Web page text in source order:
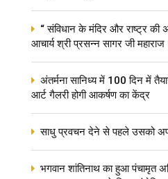
“ संविधान के मंदिर और राष्ट्र की
आचार्य श्री प्रसन्न सागर जी
अंतर्मना सानिध्य में 100 दिन में
आर्ट गैलरी होगी आकर्षण का केंद्र
साधु प्रवचन देने से पहले उसको
भगवान शांतिनाथ का हुआ पंचामृत